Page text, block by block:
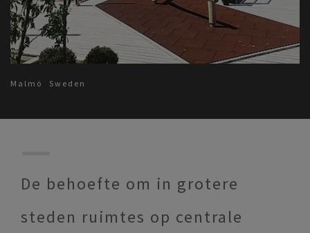
Malmö Sweden
De behoefte om in grotere
steden ruimtes op centrale